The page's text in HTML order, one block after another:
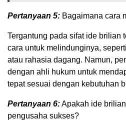
Pertanyaan 5: Bagaimana cara
Tergantung pada sifat ide brilian
cara untuk melindunginya,
atau rahasia dagang. Namun,
dengan ahli hukum untuk
tepat sesuai dengan kebutuhan
Pertanyaan 6:Apakah ide
pengusaha sukses?